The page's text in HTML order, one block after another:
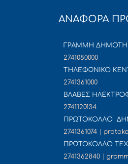
ΑΝΑΦΟΡΑ
ΓΡΑΜΜΗ ΔΗΜΟΤΗ
2741080000
ΤΗΛΕΦΩΝΙΚΟ
2741361000
ΒΛΑΒΕΣ
2741120134
ΠΡΩΤΟΚΟΛΛΟ
2741361074 |
ΠΡΩΤΟΚΟΛΛΟ
2741362840 |